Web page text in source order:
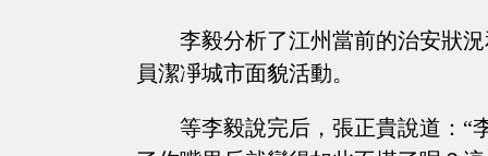
李毅分析了江州當前的治安狀
員潔凈城市面貌活動。
等李毅說完后，張正貴說道：“